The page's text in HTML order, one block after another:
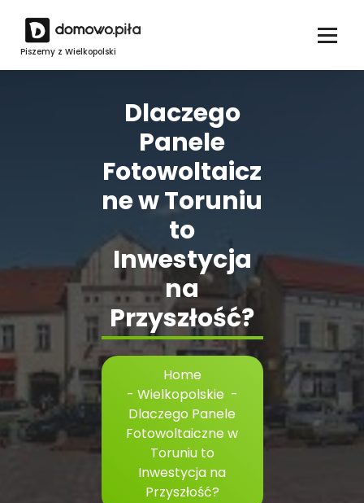
content
Piszemy z Wielkopolski
Dlaczego
Panele
Fotowoltaicz
ne w Toruniu
to
Inwestycja
na
Przyszłość?
Home
- Wielkopolskie-
Dlaczego Panele
Fotowoltaiczne w
Toruniu to
Inwestycja na
Przyszłość?